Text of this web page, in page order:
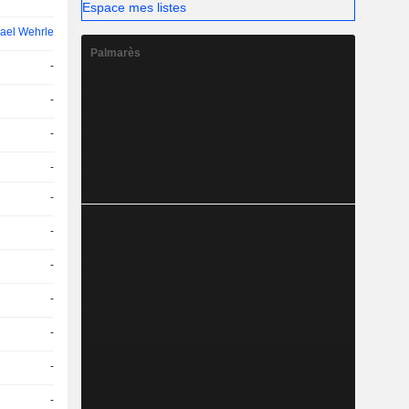
Wehrle
-
-
-
-
-
-
-
-
-
-
-
Espace mes listes
Palmarès